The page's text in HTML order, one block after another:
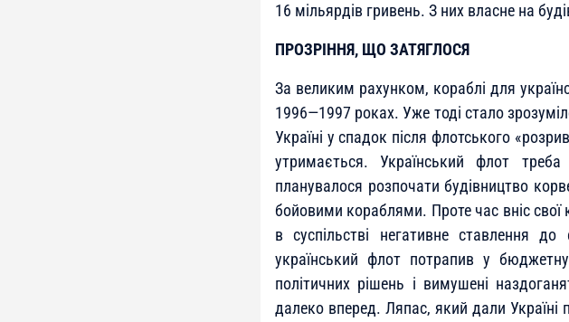
16 мільярдів гривень. З них власне на
ПРОЗРІННЯ, ЩО ЗАТЯГЛОСЯ
За великим рахунком, кораблі для
1996—1997 роках. Уже тоді стало
Україні у спадок після флотського
утримається. Український флот
планувалося розпочати будівництво
бойовими кораблями. Проте час вніс
в суспільстві негативне ставлення
український флот потрапив у
політичних рішень і вимушені
далеко вперед. Ляпас, який дали Україні